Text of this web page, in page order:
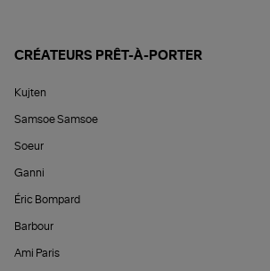
CRÉATEURS PRÊT-À-PORTER
Kujten
Samsoe Samsoe
Soeur
Ganni
Éric Bompard
Barbour
Ami Paris